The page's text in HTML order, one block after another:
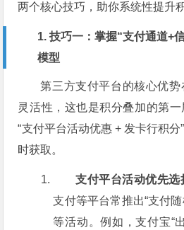
两个核心技巧，助你系统性提升
1. 技巧一：掌握“支付通道+
模型
第三方支付平台的核心优
灵活性，这也是积分叠加的第
“支付平台活动优惠 + 发卡行积
时获取。
支付平台活动优先选
支付等平台常推出“支付随
等活动。例如，支付宝“